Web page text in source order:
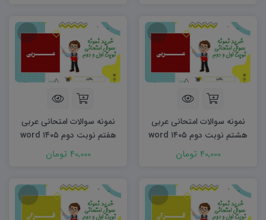
نمونه سوالات امتحانی عربی
هشتم نوبت دوم ۱۴۰۵ word
40,000 تومان
نمونه سوالات امتحانی عربی
هفتم نوبت دوم ۱۴۰۵ word
40,000 تومان